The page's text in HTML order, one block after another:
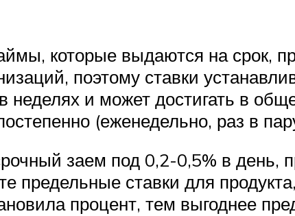
которые выдаются на срок,
поэтому ставки
неделях и может достигать в
(еженедельно, раз в
заем под 0,2-0,5% в день,
предельные ставки для
процент, тем выгоднее